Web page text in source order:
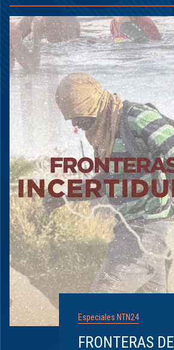
Especiales NTN24
FRONTERAS DE